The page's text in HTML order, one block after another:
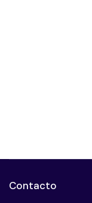
Contacto